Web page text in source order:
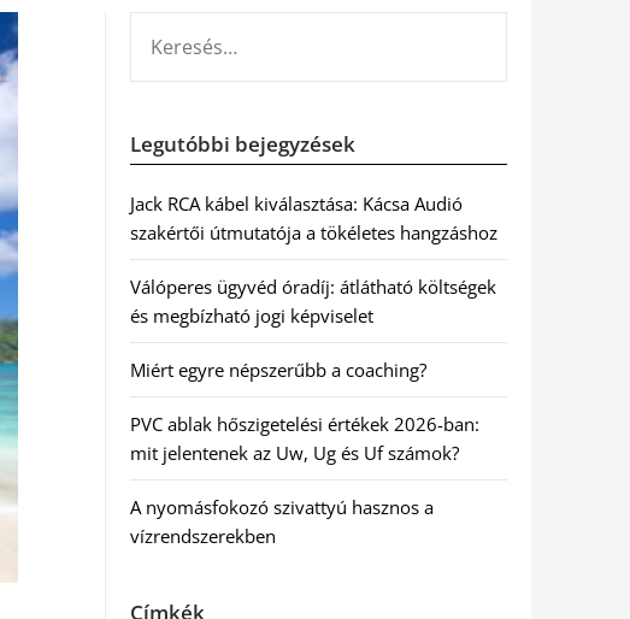
Legutóbbi bejegyzések
Jack RCA kábel kiválasztása: Kácsa Audió
szakértői útmutatója a tökéletes hangzáshoz
Válóperes ügyvéd óradíj: átlátható költségek
és megbízható jogi képviselet
Miért egyre népszerűbb a coaching?
PVC ablak hőszigetelési értékek 2026-ban:
mit jelentenek az Uw, Ug és Uf számok?
A nyomásfokozó szivattyú hasznos a
vízrendszerekben
Címkék